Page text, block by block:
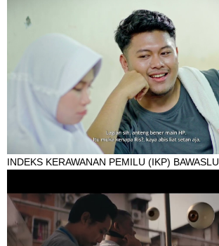
INDEKS KERAWANAN PEMILU (IKP) BAWASLU